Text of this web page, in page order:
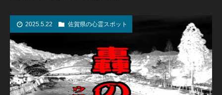
2025.5.22 佐賀県の心霊スポット